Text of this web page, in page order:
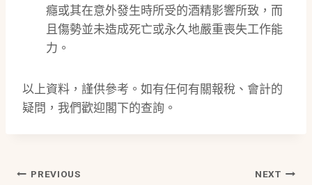
癮或其在意外發生時所受的酒精影響所致，而
且傷勢並未造成死亡或永久地嚴重喪失工作能
力。
以上資料，謹供參考。如有任何有關報稅、會計的
疑問，我們歡迎閣下的查詢。
Post
PREVIOUS NEXT